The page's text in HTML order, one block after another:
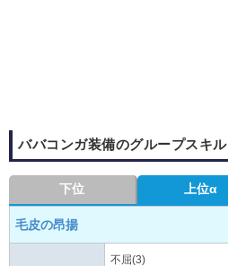
ババコンガ装備のグループスキル
下位 上位α
毛皮の昂揚
不屈(3)